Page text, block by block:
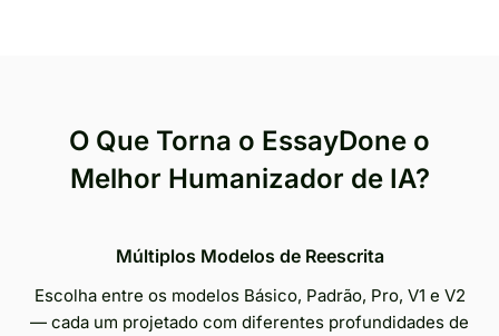
O Que Torna o EssayDone o
Melhor Humanizador de IA?
Múltiplos Modelos de Reescrita
Escolha entre os modelos Básico, Padrão, Pro, V1 e V2
— cada um projetado com diferentes profundidades de